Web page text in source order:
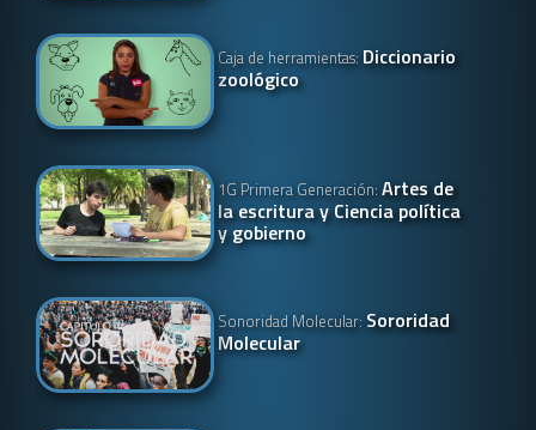
Caja de herramientas: Diccionario
zoológico
1G Primera Generación:Artes de
la escritura y Ciencia política
y gobierno
Sonoridad Molecular: Sororidad
Molecular